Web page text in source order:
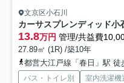
文京区小石川
カーサスプレンディッド小
13.8万円 管理/共益費
27.89㎡ (1R) /築10年
都営大江戸線「春日」駅 徒
バス・トイレ別 室内洗濯機